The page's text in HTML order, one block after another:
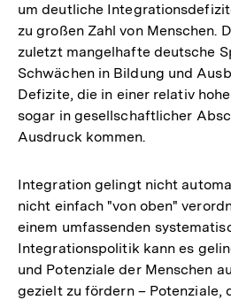
um deutliche
zu großen Zahl von Menschen.
zuletzt mangelhafte deutsche
Schwächen in Bildung und
Defizite, die in einer relativ
sogar in gesellschaftlicher
Ausdruck kommen.
Integration gelingt nicht
nicht einfach "von oben"
einem umfassenden
Integrationspolitik kann es
und Potenziale der Menschen
gezielt zu fördern – Potenziale,